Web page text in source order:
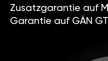
Zusatzgarantie auf
Garantie auf GÄN